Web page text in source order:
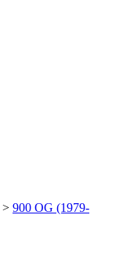
> 900 OG (1979-